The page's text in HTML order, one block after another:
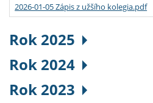
2026-01-05 Zápis z užšího kolegia.pdf
Rok 2025
Rok 2024
Rok 2023